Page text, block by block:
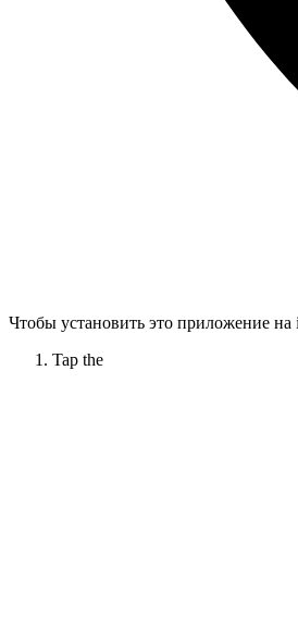
Чтобы установить это приложение на
Tap the